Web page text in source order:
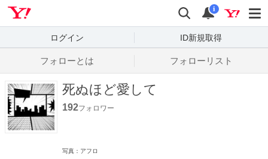
検索
通知
i
ログイン ID新規取得
フォローとは フォローリスト
死ぬほど愛して
192フォロワー
写真：アフロ